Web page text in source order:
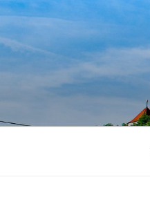
Zum
springen